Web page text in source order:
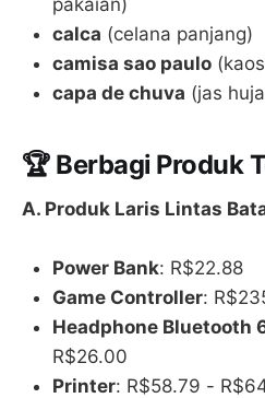
pakaian)
calca (celana panjang)
camisa sao paulo
capa de chuva (jas
🏆 Berbagi Produk
A. Produk Laris Lintas
Power Bank: R$22.88
Game Controller:
Headphone Bluetooth
R$26.00
Printer: R$58.79 -